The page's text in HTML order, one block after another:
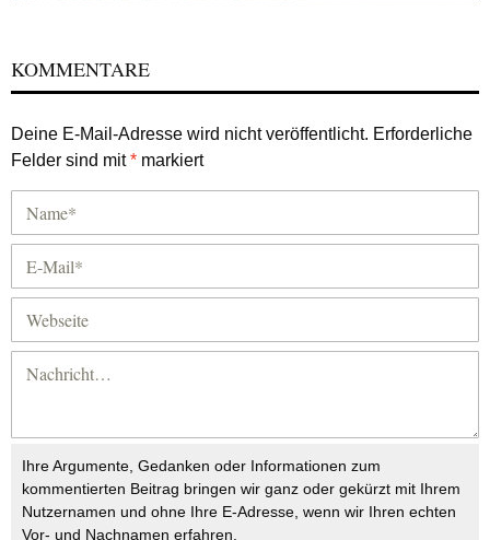
KOMMENTARE
Deine E-Mail-Adresse wird nicht veröffentlicht. Erforderliche
Felder sind mit* markiert
Ihre Argumente, Gedanken oder Informationen zum
kommentierten Beitrag bringen wir ganz oder gekürzt mit Ihrem
Nutzernamen und ohne Ihre E-Adresse, wenn wir Ihren echten
Vor- und Nachnamen erfahren.